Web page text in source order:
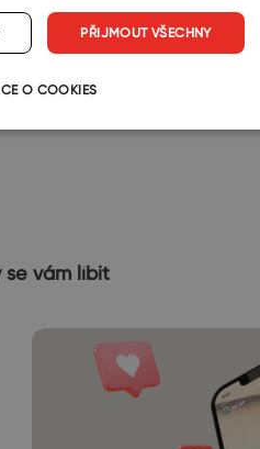
se vám líbit
PŘIJMOUT VŠECHNY
O COOKIES